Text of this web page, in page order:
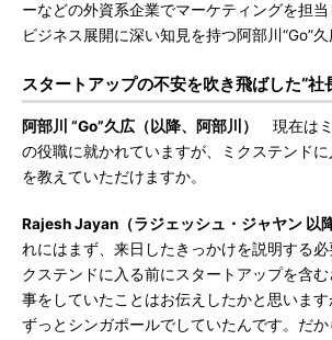
ーなどの外資系企業でマーケティングを担
ビジネス展開に深い知見を持つ阿部川“Go”久
スタートアップの不安を吹き飛ばした“社
阿部川 “Go”久広（以降、阿部川）
現在は
の役職に就かれていますが、ミクステンド
を教えていただけますか。
Rajesh Jayan（ラジェッシュ・ジャヤン 以
れにはまず、来日したきっかけを説明する必
クステンドに入る前にスタートアップを含
事をしていたことはお伝えしたかと思いま
ずっとシンガポールでしていたんです。だ